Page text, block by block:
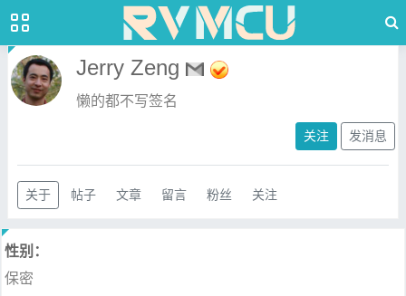
Jerry Zeng
懒的都不写签名
关注 发消息
关于 帖子 文章 留言 粉丝 关注
性别：
保密